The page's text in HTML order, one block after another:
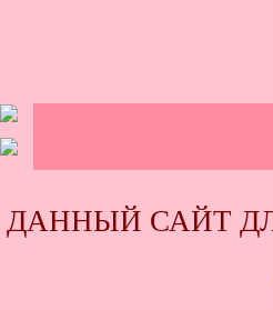
ДАННЫЙ САЙТ